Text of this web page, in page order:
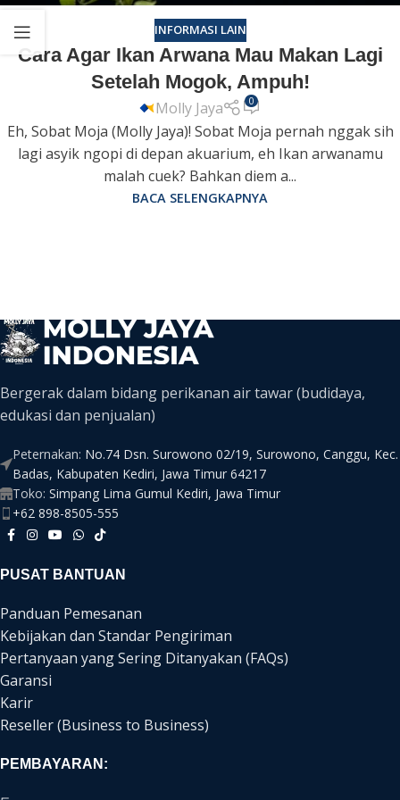
INFORMASI LAIN
Cara Agar Ikan Arwana Mau Makan Lagi
Setelah Mogok, Ampuh!
Molly Jaya 0
Eh, Sobat Moja (Molly Jaya)! Sobat Moja pernah nggak sih
lagi asyik ngopi di depan akuarium, eh Ikan arwanamu
malah cuek? Bahkan diem a...
BACA SELENGKAPNYA
Bergerak dalam bidang perikanan air tawar (budidaya,
edukasi dan penjualan)
Peternakan: No.74 Dsn. Surowono 02/19, Surowono, Canggu, Kec.
Badas, Kabupaten Kediri, Jawa Timur 64217
Toko: Simpang Lima Gumul Kediri, Jawa Timur
+62 898-8505-555
PUSAT BANTUAN
Panduan Pemesanan
Kebijakan dan Standar Pengiriman
Pertanyaan yang Sering Ditanyakan (FAQs)
Garansi
Karir
Reseller (Business to Business)
PEMBAYARAN: